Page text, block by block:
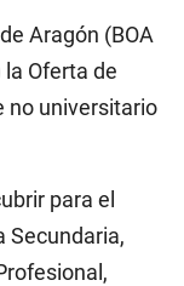
Aragón (BOA
Oferta de
no universitario
para el
Secundaria,